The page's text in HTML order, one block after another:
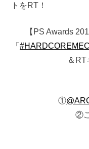
トをRT！
【PS Awards
「
＆RT
①
②